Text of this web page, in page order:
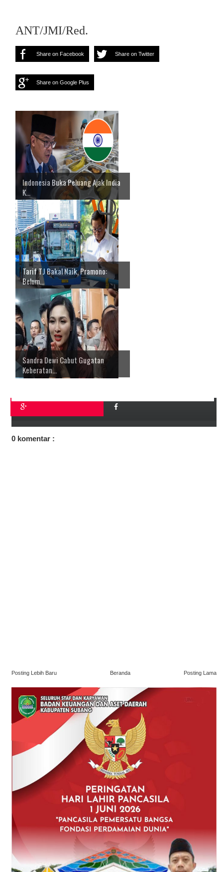
ANT/JMI/Red.
Share on Facebook Share on Twitter
Share on Google Plus
Indonesia Buka Peluang Ajak India
K...
Tarif TJ Bakal Naik, Pramono:
Belum...
Sandra Dewi Cabut Gugatan
Keberatan...
0 komentar :
Posting Lebih Baru Posting Lama
Beranda